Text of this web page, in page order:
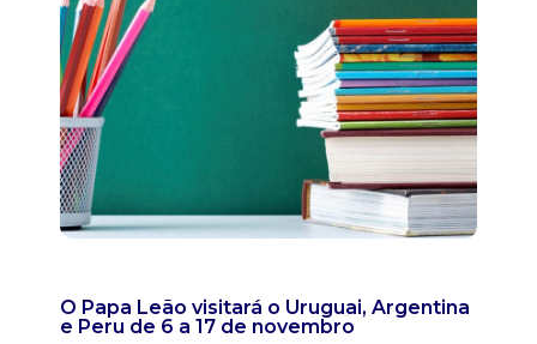
O Papa Leão visitará o Uruguai, Argentina
e Peru de 6 a 17 de novembro